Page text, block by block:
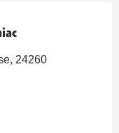
24260